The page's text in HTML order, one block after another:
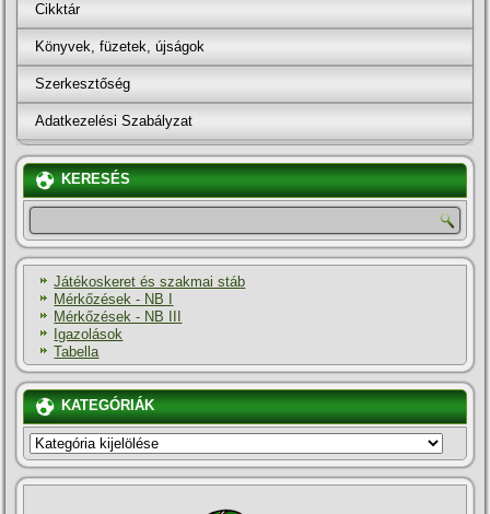
Cikktár
Könyvek, füzetek, újságok
Szerkesztőség
Adatkezelési Szabályzat
KERESÉS
Játékoskeret és szakmai stáb
Mérkőzések - NB I
Mérkőzések - NB III
Igazolások
Tabella
KATEGÓRIÁK
KATEGÓRIÁK